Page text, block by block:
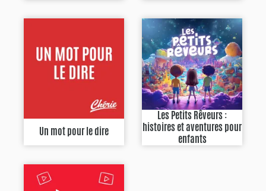
Un mot pour le dire
Les Petits Rêveurs :
histoires et aventures pour
enfants